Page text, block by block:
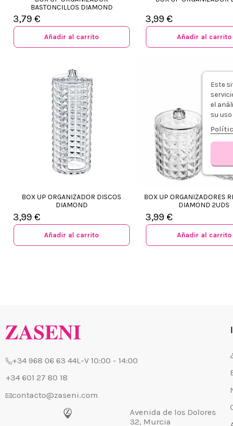
BASTONCILLOS DIAMOND
3,79 €
Añadir al carrito
3,99 €
Añadir al carrito
BOX UP ORGANIZADOR DISCOS
DIAMOND
3,99 €
Añadir al carrito
BOX UP ORGANIZADORES
DIAMOND 2UDS
3,99 €
Añadir al carrito
Este
el
su